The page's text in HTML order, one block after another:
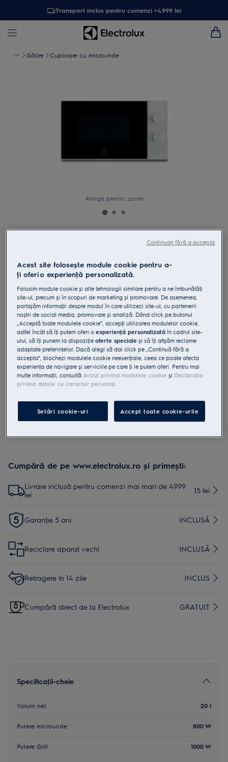
Transport inclus pentru comenzi >4.999 lei
Gătire Cuptoare cu microunde
Atinge pentru zoom
Cuptor cu microunde 800 / 1000 W
20 l
4.8 (115)
Beneficii
Cuptorul cu microunde 300 combină grătarul cu viteza unui cuptor
cu microunde.
Obține gustul și textura unui grătar cu ajutorul funcției Grill.
Acum te poți bucura mai mult de preparatele tale cu ajutorul funcției
de reîncălzire.
Instrucţiunile de siguranţă și avertismentele de siguranţă
capitolele 1 și 2 din manualul de utilizare. Pentru utilizarea în
siguranţă a produsului, citește manualul de utilizare complet.
Cumpără de pe www.electrolux.ro și primești:
Livrare inclusă pentru comenzi mai mari de 4999
lei
15 lei
Garanţie 5 ani INCLUSĂ
Reciclare aparat vechi INCLUSĂ
Retragere în 14 zile INCLUS
Cumpără direct de la Electrolux GRATUIT
Specificaţii-cheie
Volum net 20 l
Putere microunde 800 W
Putere Grill 1000 W
Acest site folosește module cookie pentru a-
ţi oferi o experienţă personalizată.
Folosim module cookie și alte tehnologii similare pentru a ne îmbunătăţi
site-ul, precum și în scopuri de marketing și promovare. De asemenea,
partajăm informaţii despre modul în care utilizezi site-ul, cu partenerii
noștri de social media, promovare și analiză. Dând click pe butonul
„Acceptă toate modulele cookie”, accepţi utilizarea modulelor cookie,
astfel încât să îţi putem oferi oexperienţă personalizată în cadrul site-
ului, să îţi punem la dispoziţieoferte speciale și să îţi afișăm reclame
adaptate preferinţelor. Dacă alegi să dai click pe „Continuă fără a
accepta”, blochezi modulele cookie neesenţiale, ceea ce poate afecta
experienţa de navigare și serviciile pe care ţi le putem oferi. Pentru mai
multe informaţii, consultă Avizul privind modulele cookie și Declaraţia
privind datele cu caracter personal.
Setări cookie-uri Accept toate cookie-urile
Continuați fără a accepta